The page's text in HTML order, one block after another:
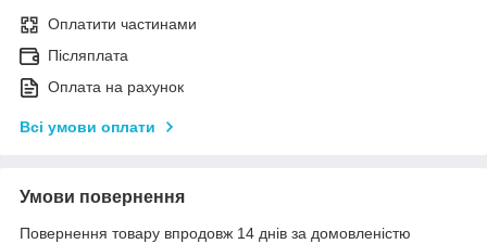
Оплатити частинами
Післяплата
Оплата на рахунок
Всі умови оплати
Умови повернення
Повернення товару впродовж 14 днів за домовленістю